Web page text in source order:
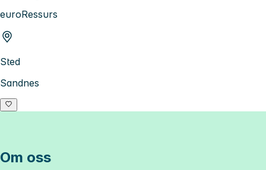
euroRessurs
Sted
Sandnes
Om oss